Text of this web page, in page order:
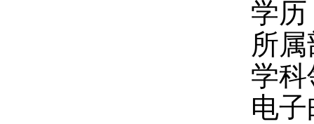
学
所
学
电子